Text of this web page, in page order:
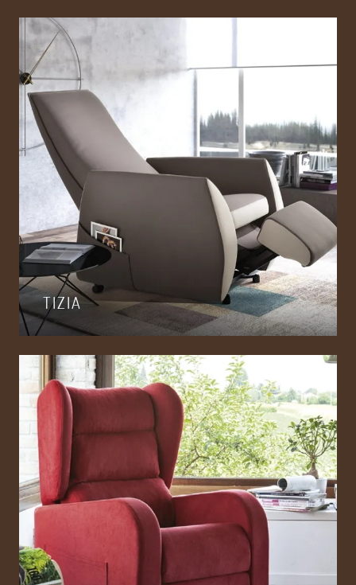
TIZIA